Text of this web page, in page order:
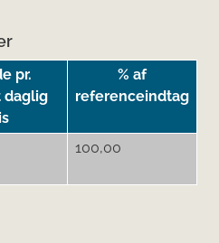
pr.
daglig
% af
referenceindtag
100,00